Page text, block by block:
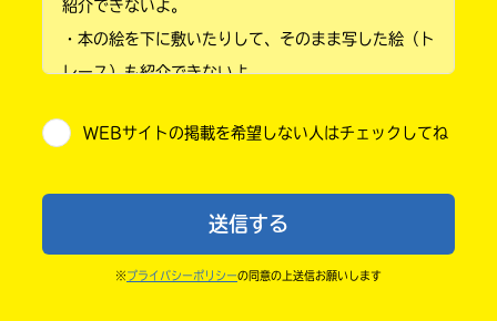
小学4年
小学6年
中学1年
紹介できないよ。
・本の絵を下に敷いたりして、そのまま写した絵（ト
レース）も紹介できないよ。
・送ってからすぐには紹介されないので、待ってて
ならないよう気をつけてね。
・キャンペーン開催中は、投稿した後の画面にバナー
WEBサイトの掲載を希望しない人はチェックしてね
送信する
※ プライバシーポリシーの同意の上送信お願いします